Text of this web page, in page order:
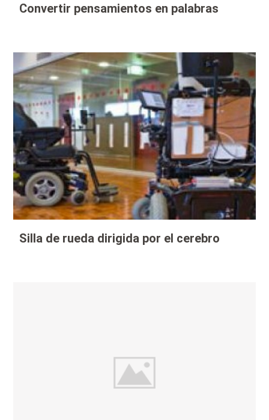
Convertir pensamientos en palabras
Silla de rueda dirigida por el cerebro